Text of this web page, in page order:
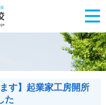
す】起業家工房開所
た